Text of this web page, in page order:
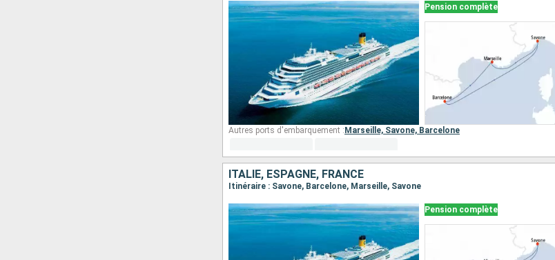
Pension complète
Autres ports d'embarquement : Marseille, Savone, Barcelone
ITALIE, ESPAGNE, FRANCE
Itinéraire : Savone, Barcelone, Marseille, Savone
Pension complète